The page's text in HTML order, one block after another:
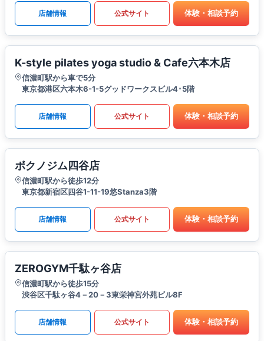
店舗情報 公式サイト 体験・相談予約
K-style pilates yoga studio & Cafe六本木店
信濃町駅から車で5分
東京都港区六本木6-1-5グッドワークスビル4･5階
店舗情報 公式サイト 体験・相談予約
ボクノジム四谷店
信濃町駅から徒歩12分
東京都新宿区四谷1-11-19悠Stanza3階
店舗情報 公式サイト 体験・相談予約
ZEROGYM千駄ヶ谷店
信濃町駅から徒歩15分
渋谷区千駄ヶ谷4－20－3東栄神宮外苑ビル8F
店舗情報 公式サイト 体験・相談予約